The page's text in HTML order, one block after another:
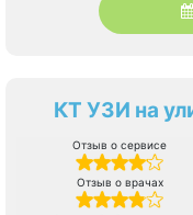
КТ УЗИ на
Отзыв о сервисе
Отзыв о врачах